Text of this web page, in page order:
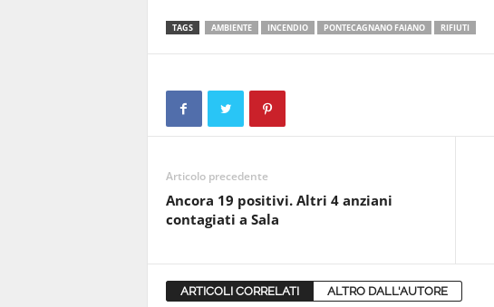
TAGS AMBIENTE INCENDIO PONTECAGNANO FAIANO RIFIUTI
Articolo precedente
Ancora 19 positivi. Altri 4 anziani
contagiati a Sala
ARTICOLI CORRELATI ALTRO DALL'AUTORE